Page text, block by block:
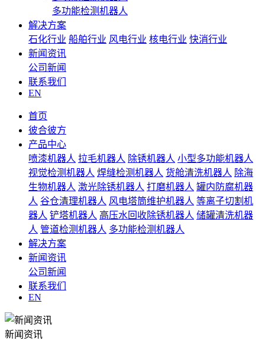
多功能检测机器人
解决方案
石化行业 船舶行业 风电行业 核电行业 快消行业
新闻资讯
公司新闻
联系我们
EN
首页
彼合彼方
产品中心
喷漆机器人 拉毛机器人 除锈机器人 小型多功能机器人
视觉检测机器人 焊缝检测机器人 货舱清洗机器人 除海
生物机器人 激光除锈机器人 打磨机器人 罐内防腐机器
人 谷仓清理机器人 风电塔筒维护机器人 等离子切割机
器人 铲塔机器人 高压水回收除锈机器人 储罐清洗机器
人 管道检测机器人 多功能检测机器人
解决方案
新闻资讯
公司新闻
联系我们
EN
新闻资讯